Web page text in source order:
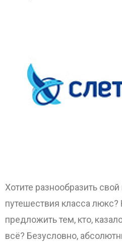
Хотите разнообразить
путешествия класса
предложить тем, кто,
всё? Безусловно,